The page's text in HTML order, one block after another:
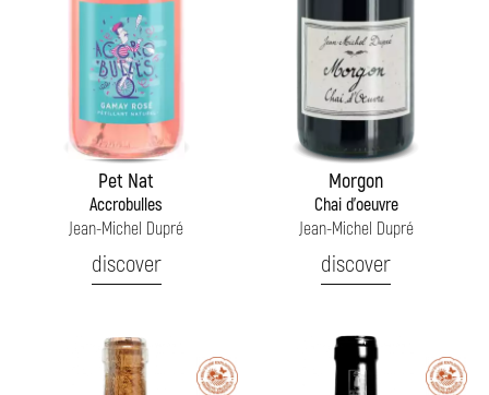
Pet Nat
Accrobulles
Jean-Michel Dupré
discover
Morgon
Chai d'oeuvre
Jean-Michel Dupré
discover